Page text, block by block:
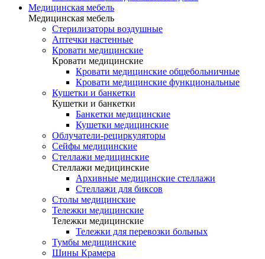
Медицинская мебель
Медицинская мебель
Стерилизаторы воздушные
Аптечки настенные
Кровати медицинские
Кровати медицинские
Кровати медицинские общебольничные
Кровати медицинские функциональные
Кушетки и банкетки
Кушетки и банкетки
Банкетки медицинские
Кушетки медицинские
Облучатели-рециркуляторы
Сейфы медицинские
Стеллажи медицинские
Стеллажи медицинские
Архивные медицинские стеллажи
Стеллажи для биксов
Столы медицинские
Тележки медицинские
Тележки медицинские
Тележки для перевозки больных
Тумбы медицинские
Шины Крамера